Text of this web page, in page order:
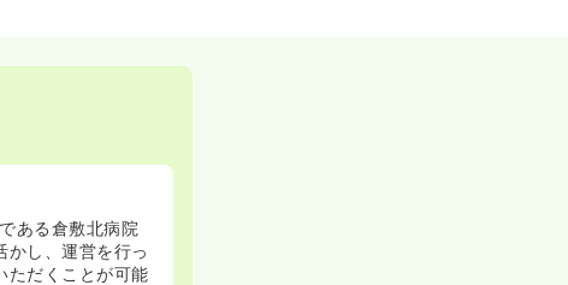
ある倉敷北病院
かし、運営を行っ
ただくことが可能